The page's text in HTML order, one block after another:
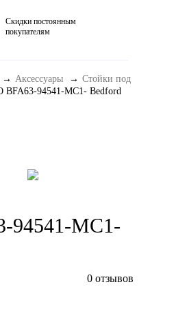
Скидки постоянным
покупателям
Аксессуары
Стойки под
BFA63-94541-MC1- Bedford
94541-MC1-
0 отзывов